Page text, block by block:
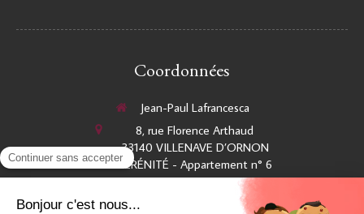
Coordonnées
Jean-Paul Lafrancesca
8, rue Florence Arthaud
33140 VILLENAVE D’ORNON
SÉRÉNITÉ - Appartement n° 6
Afficher le téléphone